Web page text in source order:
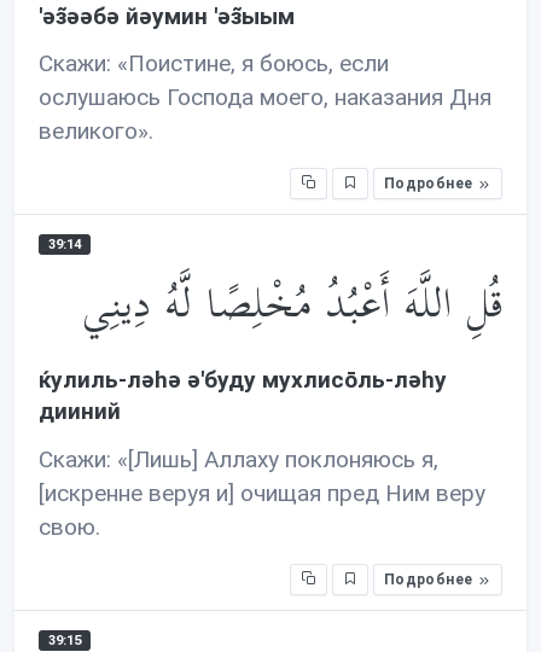
'əз̃əəбə йəумин 'əз̃ыым
Скажи: «Поистине, я боюсь, если
ослушаюсь Господа моего, наказания Дня
великого».
Подробнее
39:14
قُلِ اللَّهَ أَعْبُدُ مُخْلِصًا لَّهُ دِينِي
ќулиль-лəhə ə'буду мухлисōль-лəhу
дииний
Скажи: «[Лишь] Аллаху поклоняюсь я,
[искренне веруя и] очищая пред Ним веру
свою.
Подробнее
39:15